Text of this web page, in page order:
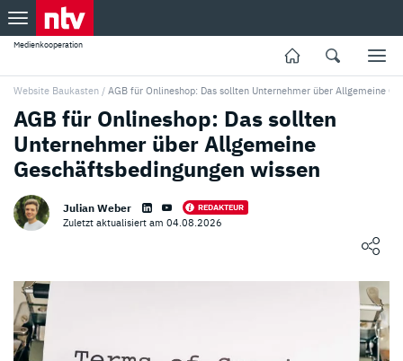
Medienkooperation
Website Baukasten / AGB für Onlineshop: Das sollten Unternehmer über Allgemeine
AGB für Onlineshop: Das sollten
Unternehmer über Allgemeine
Geschäftsbedingungen wissen
Julian Weber REDAKTEUR
Zuletzt aktualisiert am 04.08.2026